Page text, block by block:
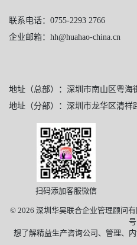
联系电话：0755-2293 2766
企业邮箱：hh@huahao-china.cn
地址（总部）：深圳市南山区粤海
地址（分部）：深圳市龙华区清祥
扫码添加客服微信
© 2026 深圳华昊联合企业管理顾问
号
想了解精益生产咨询公司、管理、